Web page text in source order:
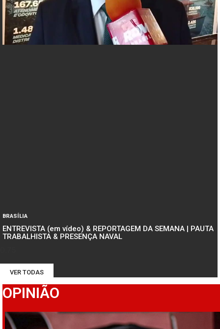
BRASÍLIA
ENTREVISTA (em vídeo) & REPORTAGEM DA SEMANA | PAUTA
TRABALHISTA & PRESENÇA NAVAL
VER TODAS
OPINIÃO